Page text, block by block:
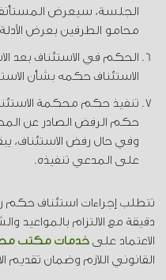
الجلسة، سيعرض
محامو الطرفين بعرض
الحكم في الاستئناف بعد
الاستئناف حكمه بشأن
تنفيذ حكم محكمة
حكم الرفض الصادر عن
وفي حال رفض الاستئناف،
على المدعي تنفيذه.
تتطلب إجراءات استئناف حكم
دقيقة مع الالتزام بالمواعيد
الاعتماد علىخدمات مكتب
القانوني اللازم وضمان